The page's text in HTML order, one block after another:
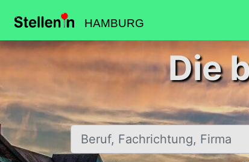
HAMBURG
Die
Beruf, Fachrichtung, Firma